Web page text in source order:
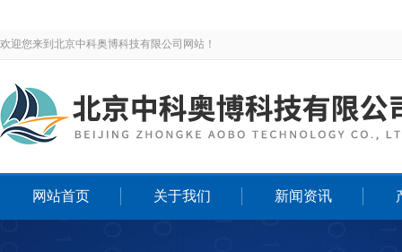
欢迎您来到北京中科奥博科技有限公司网站！
网站首页 关于我们 新闻资讯